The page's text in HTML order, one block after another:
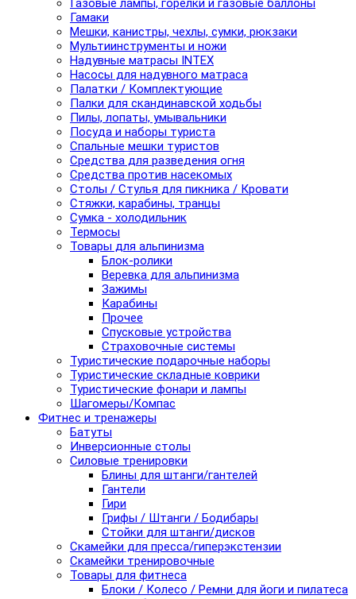
Газовые лампы, горелки и газовые баллоны
Гамаки
Мешки, канистры, чехлы, сумки, рюкзаки
Мультиинструменты и ножи
Надувные матрасы INTEX
Насосы для надувного матраса
Палатки / Комплектующие
Палки для скандинавской ходьбы
Пилы, лопаты, умывальники
Посуда и наборы туриста
Спальные мешки туристов
Средства для разведения огня
Средства против насекомых
Столы / Стулья для пикника / Кровати
Стяжки, карабины, транцы
Сумка - холодильник
Термосы
Товары для альпинизма
Блок-ролики
Веревка для альпинизма
Зажимы
Карабины
Прочее
Спусковые устройства
Страховочные системы
Туристические подарочные наборы
Туристические складные коврики
Туристические фонари и лампы
Шагомеры/Компас
Фитнес и тренажеры
Батуты
Инверсионные столы
Силовые тренировки
Блины для штанги/гантелей
Гантели
Гири
Грифы / Штанги / Бодибары
Стойки для штанги/дисков
Скамейки для пресса/гиперэкстензии
Скамейки тренировочные
Товары для фитнеса
Блоки / Колесо / Ремни для йоги и пилатеса